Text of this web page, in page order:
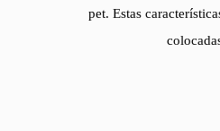
pet. Estas